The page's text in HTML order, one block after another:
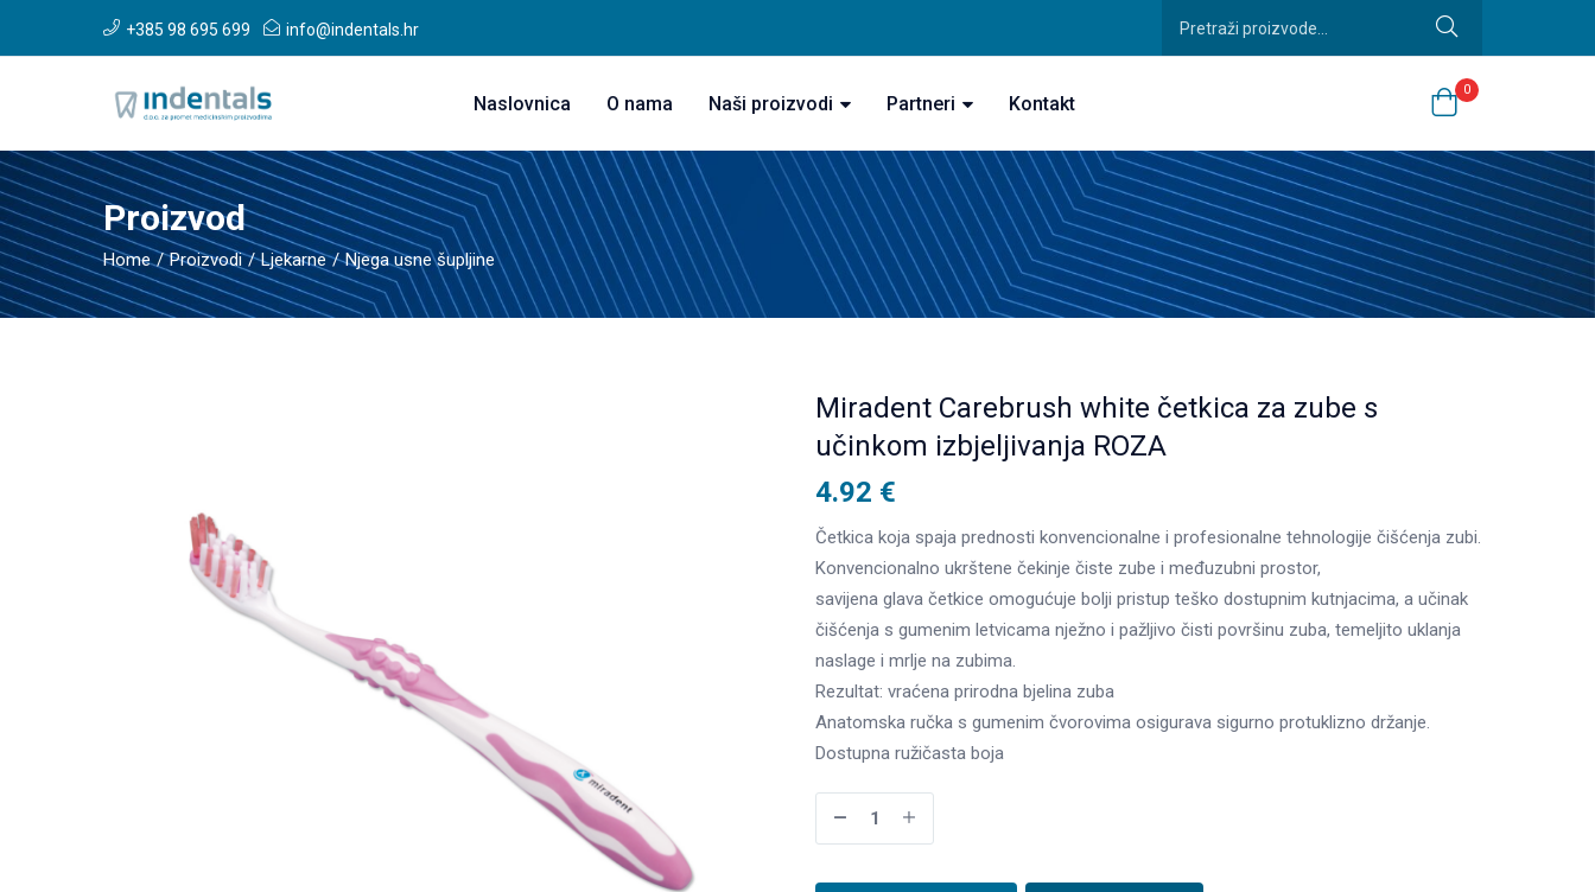
+385 98 695 699 info@indentals.hr
Naslovnica O nama Naši proizvodi Partneri Kontakt
0
Proizvod
Home Proizvodi Ljekarne Njega usne šupljine
Miradent Carebrush white četkica za zube s
učinkom izbjeljivanja ROZA
4.92 €
Četkica koja spaja prednosti konvencionalne i profesionalne tehnologije čišćenja zubi.
Konvencionalno ukrštene čekinje čiste zube i međuzubni prostor,
savijena glava četkice omogućuje bolji pristup teško dostupnim kutnjacima, a učinak
čišćenja s gumenim letvicama nježno i pažljivo čisti površinu zuba, temeljito uklanja
naslage i mrlje na zubima.
Rezultat: vraćena prirodna bjelina zuba
Anatomska ručka s gumenim čvorovima osigurava sigurno protuklizno držanje.
Dostupna ružičasta boja